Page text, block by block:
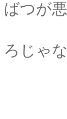
ばつが
「ほ
ろじゃ
「
「嬉